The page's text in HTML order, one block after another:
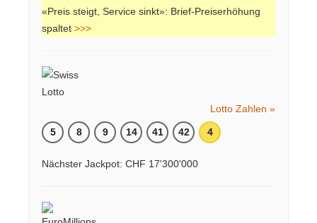
«Preis steigt, Service sinkt»: Brief-Preiserhöhung
spaltet >>>
Lotto Zahlen »
5 8 9 14 41 42 4
Nächster Jackpot: CHF 17'300'000